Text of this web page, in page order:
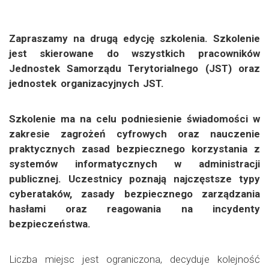
Zapraszamy na drugą edycję szkolenia. Szkolenie
jest skierowane do wszystkich pracowników
Jednostek Samorządu Terytorialnego (JST) oraz
jednostek organizacyjnych JST.
Szkolenie ma na celu podniesienie świadomości w
zakresie zagrożeń cyfrowych oraz nauczenie
praktycznych zasad bezpiecznego korzystania z
systemów informatycznych w administracji
publicznej. Uczestnicy poznają najczęstsze typy
cyberataków, zasady bezpiecznego zarządzania
hasłami oraz reagowania na incydenty
bezpieczeństwa.
Liczba miejsc jest ograniczona, decyduje kolejność